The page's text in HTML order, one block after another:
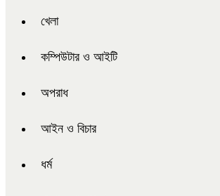
খেলা
কম্পিউটার ও আইটি
অপরাধ
আইন ও বিচার
ধর্ম